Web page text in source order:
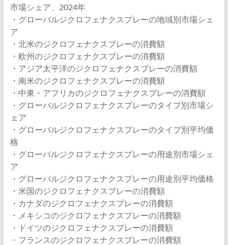
市場シェア、2024年
・グローバルジクロフェナクスプレーの地域別市場シェ
ア
・北米のジクロフェナクスプレーの消費額
・欧州のジクロフェナクスプレーの消費額
・アジア太平洋のジクロフェナクスプレーの消費額
・南米のジクロフェナクスプレーの消費額
・中東・アフリカのジクロフェナクスプレーの消費額
・グローバルジクロフェナクスプレーのタイプ別市場シ
ェア
・グローバルジクロフェナクスプレーのタイプ別平均価
格
・グローバルジクロフェナクスプレーの用途別市場シェ
ア
・グローバルジクロフェナクスプレーの用途別平均価格
・米国のジクロフェナクスプレーの消費額
・カナダのジクロフェナクスプレーの消費額
・メキシコのジクロフェナクスプレーの消費額
・ドイツのジクロフェナクスプレーの消費額
・フランスのジクロフェナクスプレーの消費額